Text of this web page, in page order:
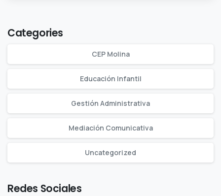
Categories
CEP Molina
Educación Infantil
Gestión Administrativa
Mediación Comunicativa
Uncategorized
Redes Sociales